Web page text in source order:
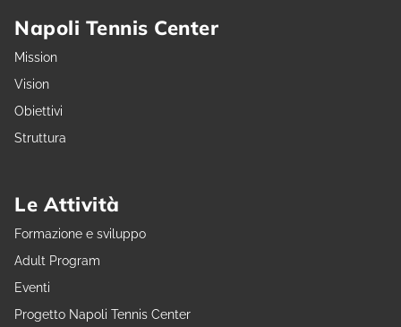
Napoli Tennis Center
Mission
Vision
Obiettivi
Struttura
Le Attività
Formazione e sviluppo
Adult Program
Eventi
Progetto Napoli Tennis Center